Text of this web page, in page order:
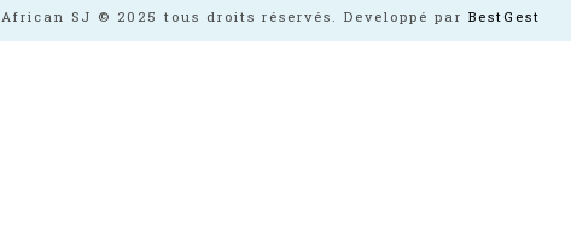
African SJ © 2025 tous droits réservés. Developpé par BestGest